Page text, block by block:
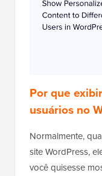
Por que
usuários no
Normalmente,
site WordPress,
você quisesse